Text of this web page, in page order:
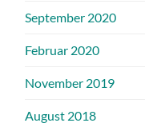
September 2020
Februar 2020
November 2019
August 2018